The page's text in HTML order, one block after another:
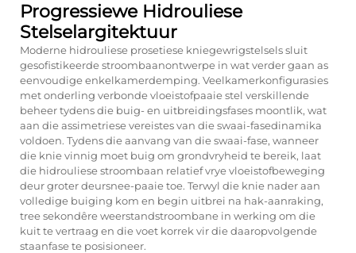
Progressiewe Hidrouliese
Stelselargitektuur
Moderne hidrouliese prosetiese kniegewrigstelsels sluit
gesofistikeerde stroombaanontwerpe in wat verder gaan as
eenvoudige enkelkamerdemping. Veelkamerkonfigurasies
met onderling verbonde vloeistofpaaie stel verskillende
beheer tydens die buig- en uitbreidingsfases moontlik, wat
aan die assimetriese vereistes van die swaai-fasedinamika
voldoen. Tydens die aanvang van die swaai-fase, wanneer
die knie vinnig moet buig om grondvryheid te bereik, laat
die hidrouliese stroombaan relatief vrye vloeistofbeweging
deur groter deursnee-paaie toe. Terwyl die knie nader aan
volledige buiging kom en begin uitbrei na hak-aanraking,
tree sekondêre weerstandstroombane in werking om die
kuit te vertraag en die voet korrek vir die daaropvolgende
staanfase te posisioneer.